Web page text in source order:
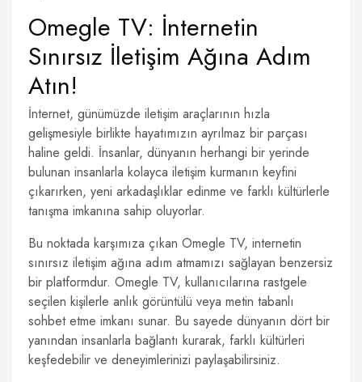
Omegle TV: İnternetin
Sınırsız İletişim Ağına Adım
Atın!
İnternet, günümüzde iletişim araçlarının hızla
gelişmesiyle birlikte hayatımızın ayrılmaz bir parçası
haline geldi. İnsanlar, dünyanın herhangi bir yerinde
bulunan insanlarla kolayca iletişim kurmanın keyfini
çıkarırken, yeni arkadaşlıklar edinme ve farklı kültürlerle
tanışma imkanına sahip oluyorlar.
Bu noktada karşımıza çıkan Omegle TV, internetin
sınırsız iletişim ağına adım atmamızı sağlayan benzersiz
bir platformdur. Omegle TV, kullanıcılarına rastgele
seçilen kişilerle anlık görüntülü veya metin tabanlı
sohbet etme imkanı sunar. Bu sayede dünyanın dört bir
yanından insanlarla bağlantı kurarak, farklı kültürleri
keşfedebilir ve deneyimlerinizi paylaşabilirsiniz.